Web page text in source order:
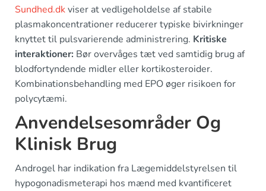
Sundhed.dkviser at vedligeholdelse af stabile
plasmakoncentrationer reducerer typiske bivirkninger
knyttet til pulsvarierende administrering. Kritiske
interaktioner: Bør overvåges tæt ved samtidig brug af
blodfortyndende midler eller kortikosteroider.
Kombinationsbehandling med EPO øger risikoen for
polycytæmi.
Anvendelsesområder Og
Klinisk Brug
Androgel har indikation fra Lægemiddelstyrelsen til
hypogonadismeterapi hos mænd med kvantificeret